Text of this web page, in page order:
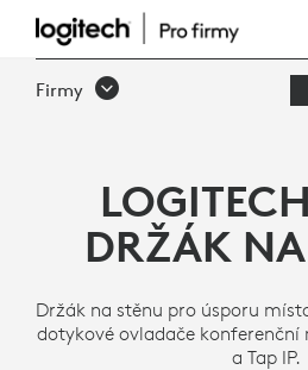
TAP
STĚNU
Firmy
DRŽÁK
Držák na stěnu pro úsporu
dotykové ovladače konferenční
a Tap IP.